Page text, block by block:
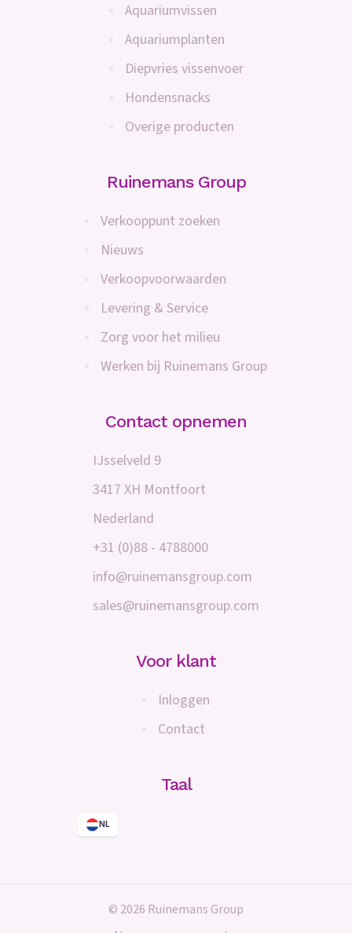
Aquariumvissen
Aquariumplanten
Diepvries vissenvoer
Hondensnacks
Overige producten
Ruinemans Group
Verkooppunt zoeken
Nieuws
Verkoopvoorwaarden
Levering & Service
Zorg voor het milieu
Werken bij Ruinemans Group
Contact opnemen
IJsselveld 9
3417 XH Montfoort
Nederland
+31 (0)88 - 4788000
info@ruinemansgroup.com
sales@ruinemansgroup.com
Voor klant
Inloggen
Contact
Taal
NL
© 2026 Ruinemans Group